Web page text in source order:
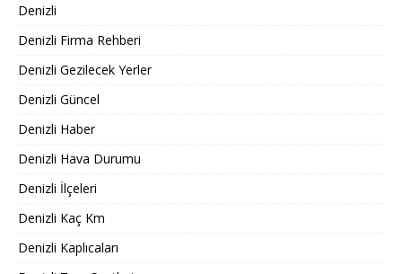
Denizli
Denizli Firma Rehberi
Denizli Gezilecek Yerler
Denizli Güncel
Denizli Haber
Denizli Hava Durumu
Denizli İlçeleri
Denizli Kaç Km
Denizli Kaplıcaları